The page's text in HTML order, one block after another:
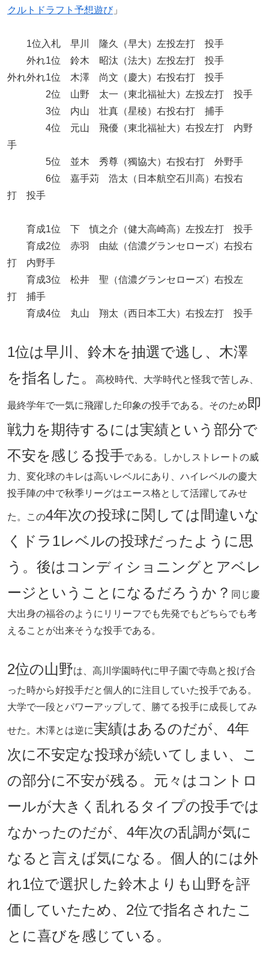
クルトドラフト予想遊び」
1位入札 早川 隆久（早大）左投左打 投手
外れ1位 鈴木 昭汰（法大）左投左打 投手
外れ外れ1位 木澤 尚文（慶大）右投右打 投手
2位 山野 太一（東北福祉大）左投左打 投手
3位 内山 壮真（星稜）右投右打 捕手
4位 元山 飛優（東北福祉大）右投左打 内野
手
5位 並木 秀尊（獨協大）右投右打 外野手
6位 嘉手苅 浩太（日本航空石川高）右投右
打 投手
育成1位 下 慎之介（健大高崎高）左投左打 投手
育成2位 赤羽 由紘（信濃グランセローズ）右投右
打 内野手
育成3位 松井 聖（信濃グランセローズ）右投左
打 捕手
育成4位 丸山 翔太（西日本工大）右投左打 投手
1位は早川、鈴木を抽選で逃し、木澤
を指名した。
高校時代、大学時代と怪我で苦しみ、
最終学年で一気に飛躍した印象の投手である。そのため即
戦力を期待するには実績という部分で
不安を感じる投手である。しかしストレートの威
力、変化球のキレは高いレベルにあり、ハイレベルの慶大
投手陣の中で秋季リーグはエース格として活躍してみせ
た。この4年次の投球に関しては間違いな
くドラ1レベルの投球だったように思
う。後はコンディショニングとアベレ
ージということになるだろうか？ 同じ慶
大出身の福谷のようにリリーフでも先発でもどちらでも考
えることが出来そうな投手である。
2位の山野は、高川学園時代に甲子園で寺島と投げ合
った時から好投手だと個人的に注目していた投手である。
大学で一段とパワーアップして、勝てる投手に成長してみ
せた。木澤とは逆に実績はあるのだが、4年
次に不安定な投球が続いてしまい、こ
の部分に不安が残る。元々はコントロ
ールが大きく乱れるタイプの投手では
なかったのだが、4年次の乱調が気に
なると言えば気になる。個人的には外
れ1位で選択した鈴木よりも山野を評
価していたため、2位で指名されたこ
とに喜びを感じている。